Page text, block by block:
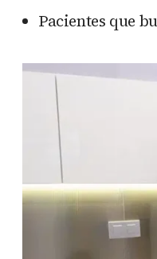
Pacientes que